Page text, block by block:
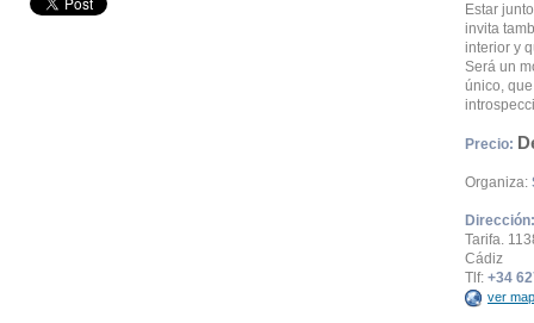
Estar
invita
interior y
Será un
único,
Precio:
Organiza:
Dirección:
Tarifa.
Cádiz
Tlf: +34
ver